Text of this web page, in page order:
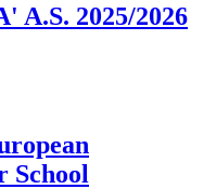
A.S. 2025/2026
School